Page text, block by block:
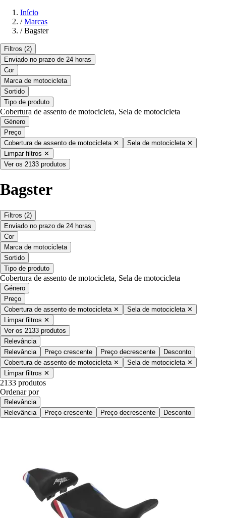
Início
/ Marcas
/ Bagster
Filtros (2)
Enviado no prazo de 24 horas
Cor
Marca de motocicleta
Sortido
Tipo de produto
Cobertura de assento de motocicleta, Sela de motocicleta
Género
Preço
Cobertura de assento de motocicleta ✕ Sela de motocicleta ✕
Limpar filtros ✕
Ver os 2133 produtos
Bagster
Filtros (2)
Enviado no prazo de 24 horas
Cor
Marca de motocicleta
Sortido
Tipo de produto
Cobertura de assento de motocicleta, Sela de motocicleta
Género
Preço
Cobertura de assento de motocicleta ✕ Sela de motocicleta ✕
Limpar filtros ✕
Ver os 2133 produtos
Relevância
Relevância
Preço crescente Preço decrescente
Desconto
Cobertura de assento de motocicleta ✕ Sela de motocicleta ✕
Limpar filtros ✕
2133 produtos
Ordenar por
Relevância
Relevância
Preço crescente Preço decrescente Desconto